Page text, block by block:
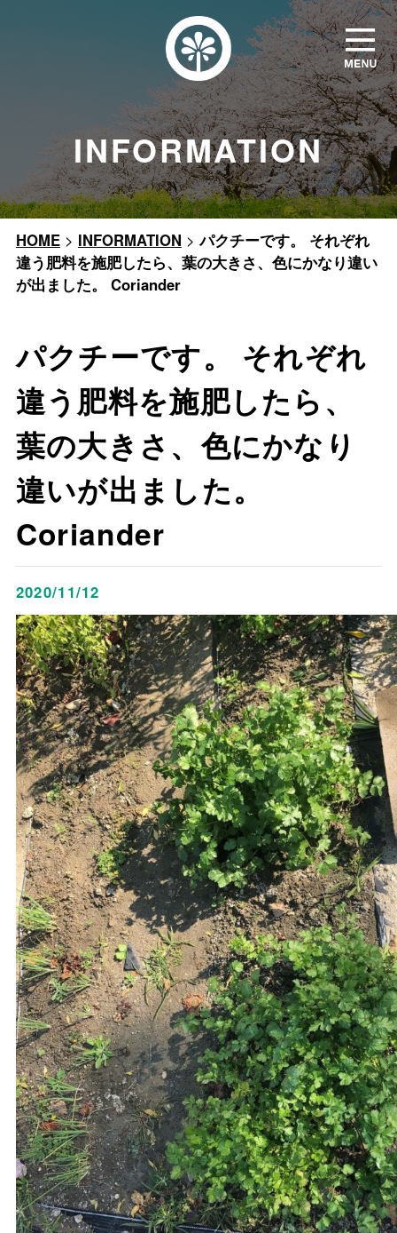
INFORMATION
HOME> INFORMATION >パクチーです。 それぞれ
違う肥料を施肥したら、葉の大きさ、色にかなり違い
が出ました。 Coriander
パクチーです。 それぞれ
違う肥料を施肥したら、
葉の大きさ、色にかなり
違いが出ました。
Coriander
2020/11/12